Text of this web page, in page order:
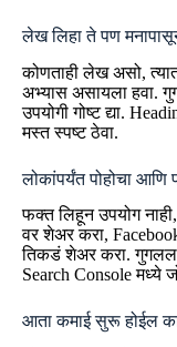
लेख लिहा ते पण
कोणताही लेख असो,
अभ्यास असायला हवा.
उपयोगी गोष्ट द्या.
मस्त स्पष्ट ठेवा.
लोकांपर्यंत पोहोचा आणि
फक्त लिहून उपयोग
वर शेअर करा,
तिकडं शेअर करा.
Search Console मध्ये
आता कमाई सुरू होईल